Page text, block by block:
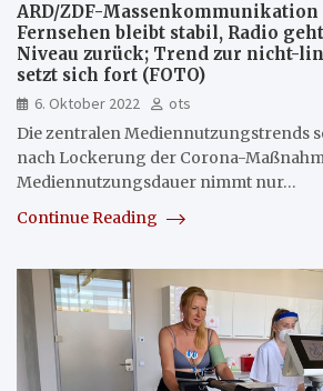
ARD/ZDF-Massenkommunikation
Fernsehen bleibt stabil, Radio
Niveau zurück; Trend zur nicht-
setzt sich fort (FOTO)
6. Oktober 2022
ots
Die zentralen Mediennutzungstrends
nach Lockerung der Corona-
Mediennutzungsdauer nimmt nur…
Continue Reading